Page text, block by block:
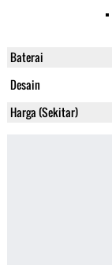
Baterai
Desain
Harga (Sekitar)